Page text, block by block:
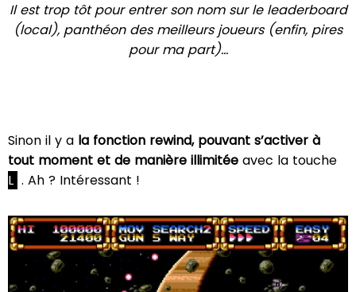
Il est trop tôt pour entrer son nom sur le leaderboard
(local), panthéon des meilleurs joueurs (enfin, pires
pour ma part)...
Sinon il y a la fonction rewind, pouvant s’activer à
tout moment et de manière illimitée avec la touche
L . Ah ? Intéressant !